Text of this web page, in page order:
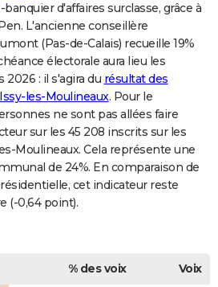
d'affaires surclasse, grâce à
L'ancienne conseillère
(Pas-de-Calais) recueille 19%
électorale aura lieu les
: il s'agira du résultat des
les-Moulineaux. Pour le
ne sont pas allées faire
sur les 45 208 inscrits sur les
Moulineaux. Cela représente une
de 24%. En comparaison de
cet indicateur reste
(-0,64 point).
% des voix
Voix